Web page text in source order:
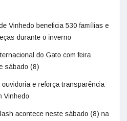
Vinhedo beneficia 530 famílias e
durante o inverno
do Gato com feira
sábado (8)
e reforça transparência
Vinhedo
acontece neste sábado (8) na